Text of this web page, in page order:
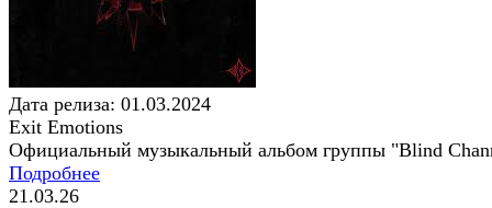
Дата релиза: 01.03.2024
Exit Emotions
Официальный музыкальный альбом группы "Blind
Подробнее
21.03.26